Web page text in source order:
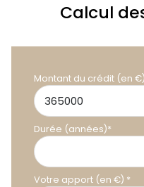
Calcul
Montant du crédit (en
Durée (années)*
Votre apport (en €) *